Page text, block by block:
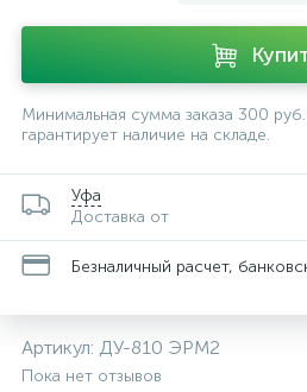
Минимальная сумма заказа 300
гарантирует наличие на складе.
Уфа
Доставка от
Безналичный расчет,
Артикул: ДУ-810 ЭРМ2
Пока нет отзывов